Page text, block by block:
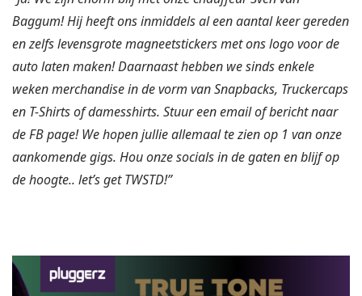
Baggum! Hij heeft ons inmiddels al een aantal keer gereden
en zelfs levensgrote magneetstickers met ons logo voor de
auto laten maken! Daarnaast hebben we sinds enkele
weken merchandise in de vorm van Snapbacks, Truckercaps
en T-Shirts of damesshirts. Stuur een email of bericht naar
de FB page! We hopen jullie allemaal te zien op 1 van onze
aankomende gigs. Hou onze socials in de gaten en blijf op
de hoogte.. let’s get TWSTD!”